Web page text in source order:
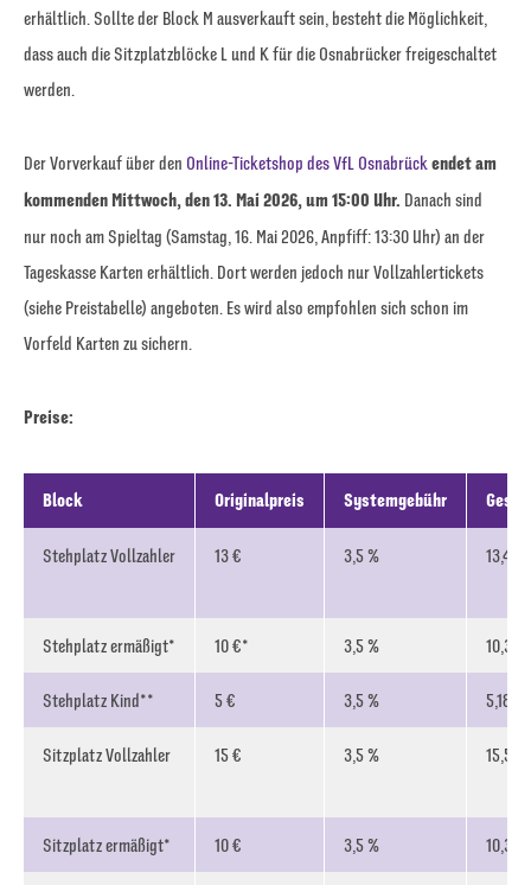
erhältlich. Sollte der Block M ausverkauft sein, besteht die Möglichkeit,
dass auch die Sitzplatzblöcke L und K für die Osnabrücker freigeschaltet
werden.
Der Vorverkauf über den Online-Ticketshop des VfL Osnabrückendet am
kommenden Mittwoch, den 13. Mai 2026, um 15:00 Uhr. Danach sind
nur noch am Spieltag (Samstag, 16. Mai 2026, Anpfiff: 13:30 Uhr) an der
Tageskasse Karten erhältlich. Dort werden jedoch nur Vollzahlertickets
(siehe Preistabelle) angeboten. Es wird also empfohlen sich schon im
Vorfeld Karten zu sichern.
Preise:
Block Originalpreis Systemgebühr
Stehplatz Vollzahler 13 € 3,5 % 13,46 €
Stehplatz ermäßigt* 10 €* 3,5 % 10,35
Stehplatz Kind** 5 € 3,5 % 5,18 €
Sitzplatz Vollzahler 15 € 3,5 % 15,53
Sitzplatz ermäßigt* 10 € 3,5 % 10,35